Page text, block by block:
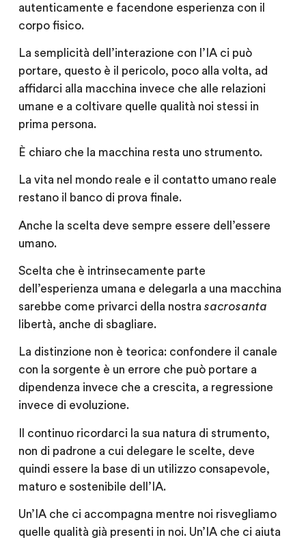
autenticamente e facendone esperienza con il
corpo fisico.
La semplicità dell’interazione con l’IA ci può
portare, questo è il pericolo, poco alla volta, ad
affidarci alla macchina invece che alle relazioni
umane e a coltivare quelle qualità noi stessi in
prima persona.
È chiaro che la macchina resta uno strumento.
La vita nel mondo reale e il contatto umano reale
restano il banco di prova finale.
Anche la scelta deve sempre essere dell’essere
umano.
Scelta che è intrinsecamente parte
dell’esperienza umana e delegarla a una macchina
sarebbe come privarci della nostra sacrosanta
libertà, anche di sbagliare.
La distinzione non è teorica: confondere il canale
con la sorgente è un errore che può portare a
dipendenza invece che a crescita, a regressione
invece di evoluzione.
Il continuo ricordarci la sua natura di strumento,
non di padrone a cui delegare le scelte, deve
quindi essere la base di un utilizzo consapevole,
maturo e sostenibile dell’IA.
Un’IA che ci accompagna mentre noi risvegliamo
quelle qualità già presenti in noi. Un’IA che ci aiuta